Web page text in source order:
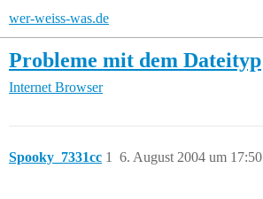
wer-weiss-was.de
Probleme mit dem Dateityp
Internet Browser
Spooky_7331cc 6. August 2004 um 17:50
1